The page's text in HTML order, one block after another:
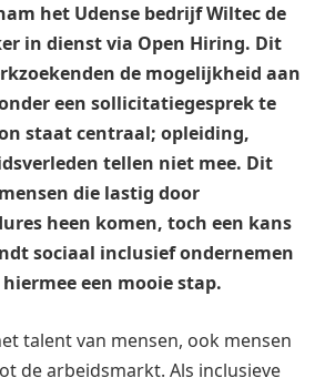
het Udense bedrijf Wiltec de
in dienst via Open Hiring. Dit
de mogelijkheid aan
een sollicitatiegesprek te
staat centraal; opleiding,
tellen niet mee. Dit
die lastig door
heen komen, toch een kans
sociaal inclusief ondernemen
een mooie stap.
talent van mensen, ook mensen
de arbeidsmarkt. Als inclusieve